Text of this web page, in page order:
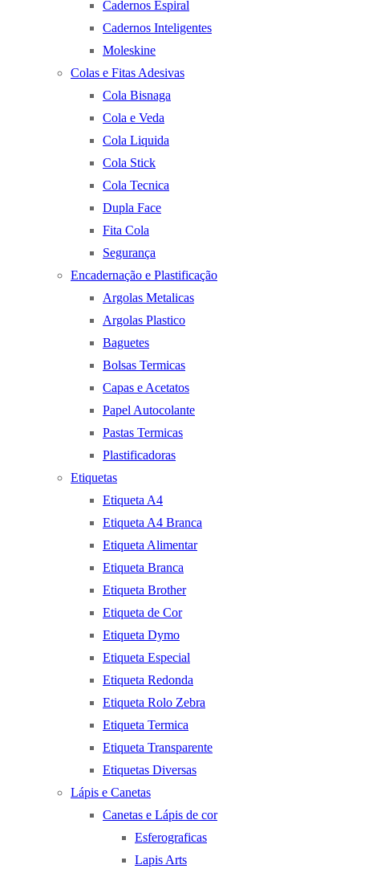
Cadernos Espiral
Cadernos Inteligentes
Moleskine
Colas e Fitas Adesivas
Cola Bisnaga
Cola e Veda
Cola Liquida
Cola Stick
Cola Tecnica
Dupla Face
Fita Cola
Segurança
Encadernação e Plastificação
Argolas Metalicas
Argolas Plastico
Baguetes
Bolsas Termicas
Capas e Acetatos
Papel Autocolante
Pastas Termicas
Plastificadoras
Etiquetas
Etiqueta A4
Etiqueta A4 Branca
Etiqueta Alimentar
Etiqueta Branca
Etiqueta Brother
Etiqueta de Cor
Etiqueta Dymo
Etiqueta Especial
Etiqueta Redonda
Etiqueta Rolo Zebra
Etiqueta Termica
Etiqueta Transparente
Etiquetas Diversas
Lápis e Canetas
Canetas e Lápis de cor
Esferograficas
Lapis Arts